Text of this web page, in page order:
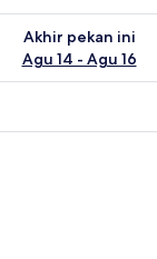
Akhir pekan ini
Agu 14 - Agu 16
untuk
Premiere Double |